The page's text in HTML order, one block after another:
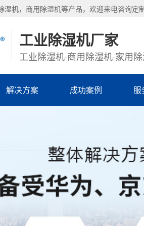
机，商用除湿机等产品，欢迎来电咨询定制
工业除湿机厂家
工业除湿机·商用除湿机·家用
解决方案 成功案例 服